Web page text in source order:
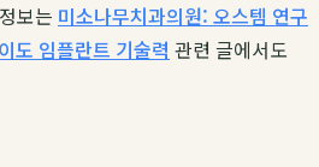
보는 미소나무치과의원: 오스템 연구
도 임플란트 기술력 관련 글에서도